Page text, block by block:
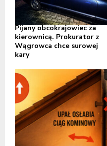
Pijany obcokrajowiec za
kierownicą. Prokurator z
Wągrowca chce surowej
kary